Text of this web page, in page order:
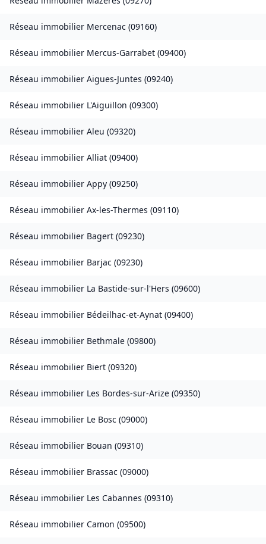
Réseau immobilier Mercenac (09160)
Réseau immobilier Mercus-Garrabet (09400)
Réseau immobilier Aigues-Juntes (09240)
Réseau immobilier L'Aiguillon (09300)
Réseau immobilier Aleu (09320)
Réseau immobilier Alliat (09400)
Réseau immobilier Appy (09250)
Réseau immobilier Ax-les-Thermes (09110)
Réseau immobilier Bagert (09230)
Réseau immobilier Barjac (09230)
Réseau immobilier La Bastide-sur-l'Hers (09600)
Réseau immobilier Bédeilhac-et-Aynat (09400)
Réseau immobilier Bethmale (09800)
Réseau immobilier Biert (09320)
Réseau immobilier Les Bordes-sur-Arize (09350)
Réseau immobilier Le Bosc (09000)
Réseau immobilier Bouan (09310)
Réseau immobilier Brassac (09000)
Réseau immobilier Les Cabannes (09310)
Réseau immobilier Camon (09500)